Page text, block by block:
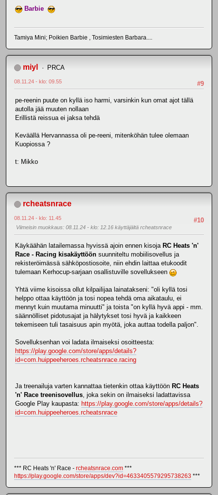
Barbie
Tamiya Mini; Poikien Barbie , Tosimiesten Barbara....
miyl PRCA
#9
08.11.24 - klo: 09.55
pe-reenin puute on kyllä iso harmi, varsinkin kun omat ajot tällä
autolla jää muuten nollaan
Erillistä reissua ei jaksa tehdä
Keväällä Hervannassa oli pe-reeni, mitenköhän tulee olemaan
Kuopiossa ?
t: Mikko
rcheatsnrace
#10
08.11.24 - klo: 11.45
Viimeisin muokkaus: 08.11.24 - klo: 12.16 käyttäjältä rcheatsnrace
Käykäähän latailemassa hyvissä ajoin ennen kisoja RC Heats 'n'
Race - Racing kisakäyttöön suunniteltu mobiilisovellus ja
rekisteröimässä sähköpostiosoite, niin ehdin laittaa etukoodit
tulemaan Kerhocup-sarjaan osallistuville sovellukseen
Yhtä viime kisoissa ollut kilpailijaa lainatakseni: "oli kyllä tosi
helppo ottaa käyttöön ja tosi nopea tehdä oma aikataulu, ei
mennyt kuin muutama minuutti" ja toista "on kyllä hyvä appi - mm.
säännölliset pidotusajat ja hälytykset tosi hyvä ja kaikkeen
tekemiseen tuli tasaisuus apin myötä, joka auttaa todella paljon".
Sovelluksenhan voi ladata ilmaiseksi osoitteesta:
https://play.google.com/store/apps/details?
id=com.huippeeheroes.rcheatsnrace.racing
Ja treenailuja varten kannattaa tietenkin ottaa käyttöön RC Heats
'n' Race treenisovellus, joka sekin on ilmaiseksi ladattavissa
Google Play kaupasta: https://play.google.com/store/apps/details?
id=com.huippeeheroes.rcheatsnrace
*** RC Heats 'n' Race - rcheatsnrace.com ***
https://play.google.com/store/apps/dev?id=4633405579295738263 ***